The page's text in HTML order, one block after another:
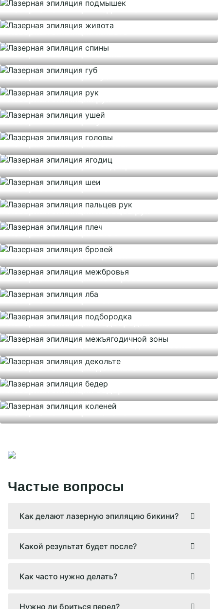
Лазерная эпиляция подмышек
Лазерная эпиляция живота
Лазерная эпиляция спины
Лазерная эпиляция губ
Лазерная эпиляция рук
Лазерная эпиляция ушей
Лазерная эпиляция головы
Лазерная эпиляция ягодиц
Лазерная эпиляция шеи
Лазерная эпиляция пальцев рук
Лазерная эпиляция плеч
Лазерная эпиляция бровей
Лазерная эпиляция межбровья
Лазерная эпиляция лба
Лазерная эпиляция подбородка
Лазерная эпиляция межъягодичной зоны
Лазерная эпиляция декольте
Лазерная эпиляция бедер
Лазерная эпиляция коленей
Частые вопросы
Как делают лазерную эпиляцию бикини?
Какой результат будет после?
Как часто нужно делать?
Нужно ли бриться перед?